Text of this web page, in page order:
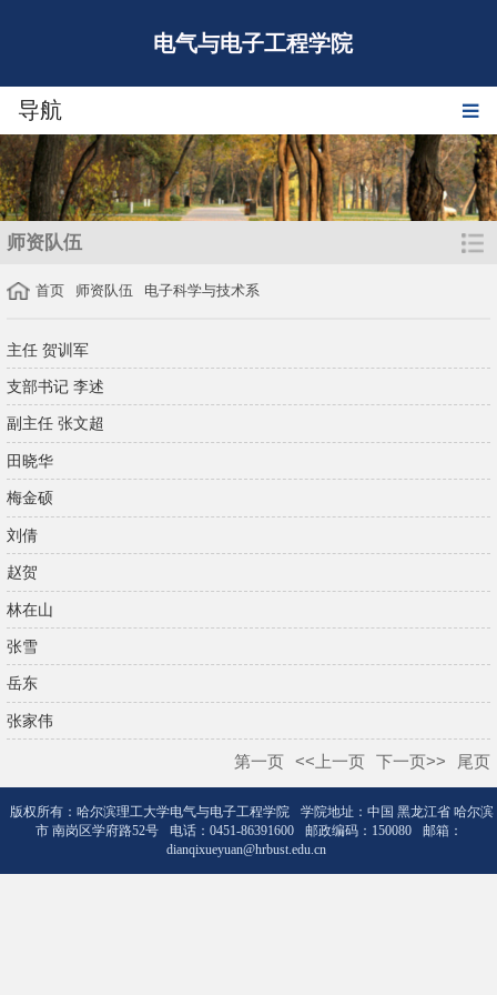
电气与电子工程学院
导航
师资队伍
首页 师资队伍 电子科学与技术系
主任 贺训军
支部书记 李述
副主任 张文超
田晓华
梅金硕
刘倩
赵贺
林在山
张雪
岳东
张家伟
第一页 <<上一页 下一页>> 尾页
版权所有：哈尔滨理工大学电气与电子工程学院
学院地址：中国 黑龙江省 哈尔滨
市 南岗区学府路52号
电话：0451-86391600 邮政编码：150080
邮箱：
dianqixueyuan@hrbust.edu.cn